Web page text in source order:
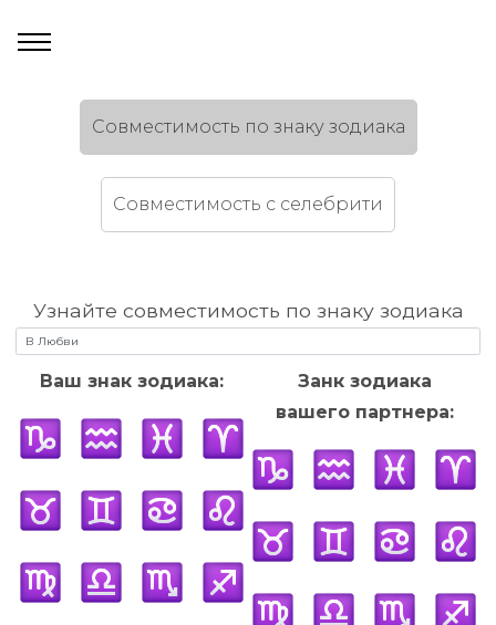
Cовместимость по знаку зодиака
Cовместимость c селебрити
Узнайте совместимость по знаку зодиака
Ваш знак зодиака:
Занк зодиака
вашего партнера: